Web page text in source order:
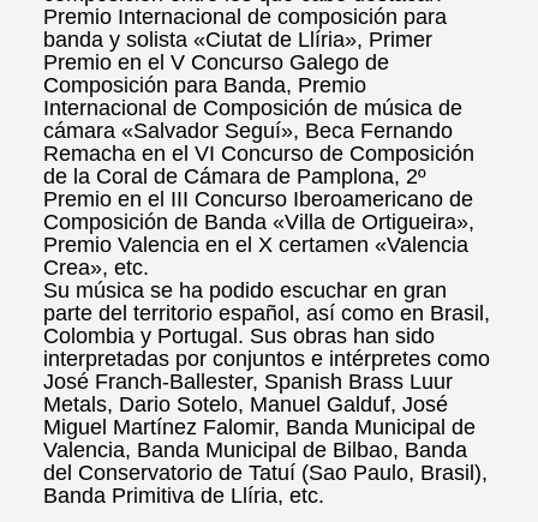
Premio Internacional de composición para
banda y solista «Ciutat de Llíria», Primer
Premio en el V Concurso Galego de
Composición para Banda, Premio
Internacional de Composición de música de
cámara «Salvador Seguí», Beca Fernando
Remacha en el VI Concurso de Composición
de la Coral de Cámara de Pamplona, 2º
Premio en el III Concurso Iberoamericano de
Composición de Banda «Villa de Ortigueira»,
Premio Valencia en el X certamen «Valencia
Crea», etc.
Su música se ha podido escuchar en gran
parte del territorio español, así como en Brasil,
Colombia y Portugal. Sus obras han sido
interpretadas por conjuntos e intérpretes como
José Franch-Ballester, Spanish Brass Luur
Metals, Dario Sotelo, Manuel Galduf, José
Miguel Martínez Falomir, Banda Municipal de
Valencia, Banda Municipal de Bilbao, Banda
del Conservatorio de Tatuí (Sao Paulo, Brasil),
Banda Primitiva de Llíria, etc.